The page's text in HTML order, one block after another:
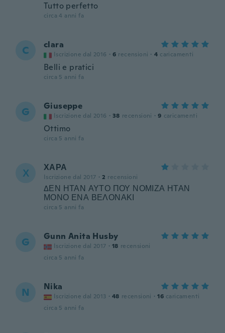
Tutto perfetto
circa 4 anni fa
C clara
Iscrizione dal 2016 · 6 recensioni · 4 caricamenti
Belli e pratici
circa 5 anni fa
G Giuseppe
Iscrizione dal 2016 · 38 recensioni · 9 caricamenti
Ottimo
circa 5 anni fa
Χ ΧΑΡΑ
Iscrizione dal 2017 · 2 recensioni
ΔΕΝ ΗΤΑΝ ΑΥΤΟ ΠΟΥ ΝΟΜΙΖΑ ΗΤΑΝ
ΜΟΝΟ ΕΝΑ ΒΕΛΟΝΑΚΙ
circa 5 anni fa
G Gunn Anita Husby
Iscrizione dal 2017 · 18 recensioni
circa 5 anni fa
N Nika
Iscrizione dal 2013 · 48 recensioni · 16 caricamenti
circa 5 anni fa